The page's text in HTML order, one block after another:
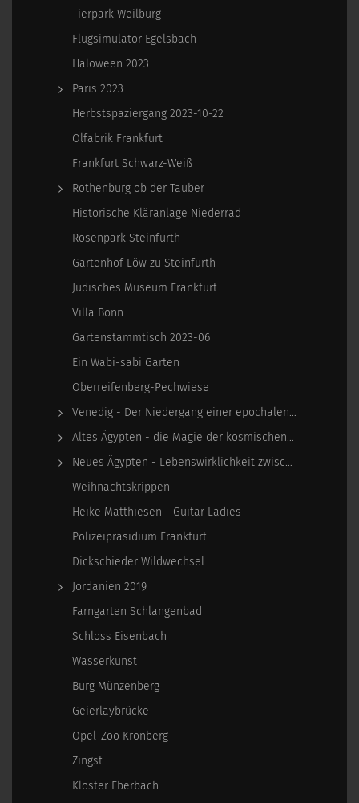
Tierpark Weilburg
Flugsimulator Egelsbach
Haloween 2023
Paris 2023
Herbstspaziergang 2023-10-22
Ölfabrik Frankfurt
Frankfurt Schwarz-Weiß
Rothenburg ob der Tauber
Historische Kläranlage Niederrad
Rosenpark Steinfurth
Gartenhof Löw zu Steinfurth
Jüdisches Museum Frankfurt
Villa Bonn
Gartenstammtisch 2023-06
Ein Wabi-sabi Garten
Oberreifenberg-Pechwiese
Venedig - Der Niedergang einer epochalen Macht
Altes Ägypten - die Magie der kosmischen…
Neues Ägypten - Lebenswirklichkeit zwischen…
Weihnachtskrippen
Heike Matthiesen - Guitar Ladies
Polizeipräsidium Frankfurt
Dickschieder Wildwechsel
Jordanien 2019
Farngarten Schlangenbad
Schloss Eisenbach
Wasserkunst
Burg Münzenberg
Geierlaybrücke
Opel-Zoo Kronberg
Zingst
Kloster Eberbach